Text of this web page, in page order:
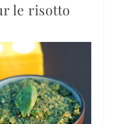
le risotto